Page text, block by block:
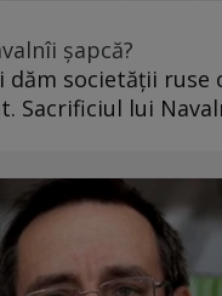
șapcă?
dăm societății ruse
Sacrificiul lui